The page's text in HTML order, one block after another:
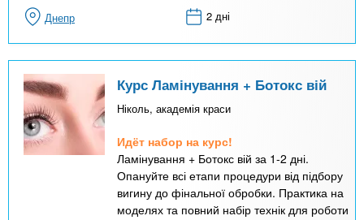
Днепр 2 дні
Курс Ламінування + Ботокс вій
Ніколь, академія краси
Идёт набор на курс!
Ламінування + Ботокс вій за 1-2 дні.
Опануйте всі етапи процедури від підбору
вигину до фінальної обробки. Практика на
моделях та повний набір технік для роботи